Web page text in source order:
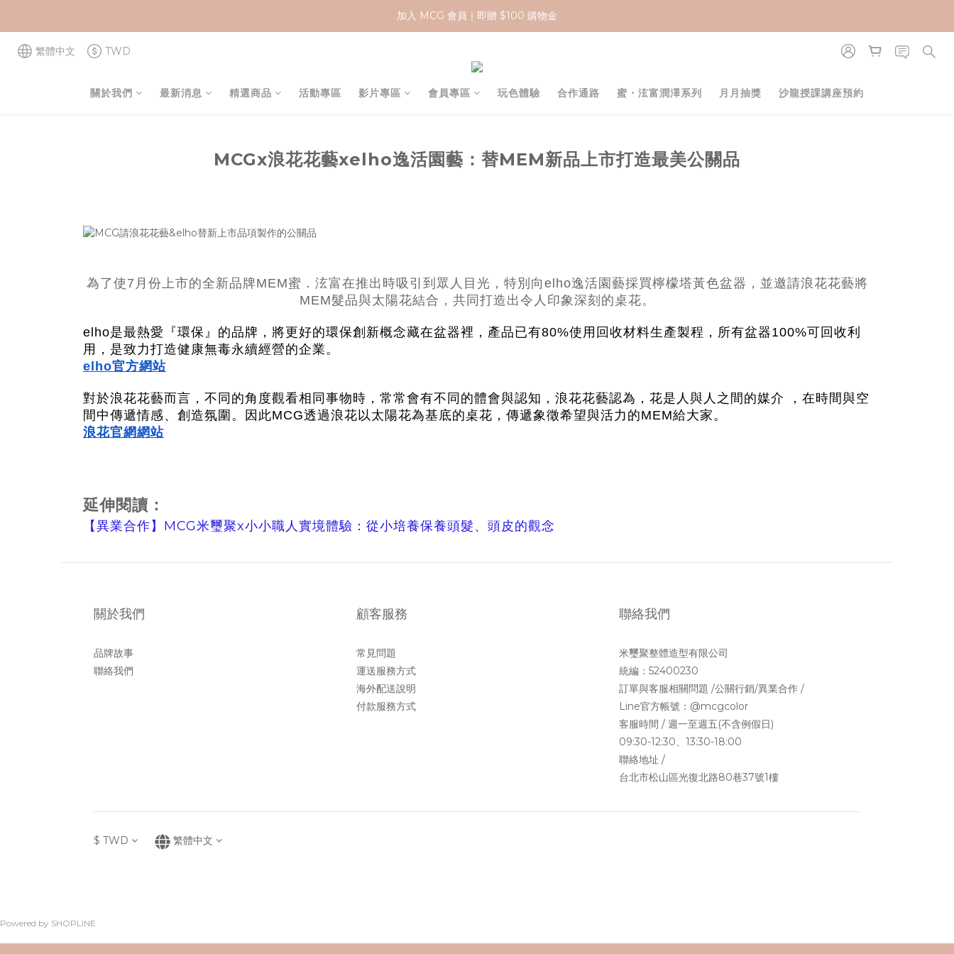
加入 MCG 會員｜即贈 $100 購物金
加入 MCG 會員｜即贈 $100 購物金
繁體中文 TWD
關於我們 最新消息 精選商品 活動專區 影片專區 會員專區 玩色體驗 合作通路 蜜・泫富潤澤系列 月月抽獎 沙龍授課講座預約
MCGx浪花花藝xelho逸活園藝：替MEM新品上市打造最美公關品
為了使7月份上市的全新品牌MEM蜜．泫富在推出時吸引到眾人目光，特別向elho逸活園藝採買檸檬塔黃色盆器，並邀請浪花花藝將
MEM髮品與太陽花結合，共同打造出令人印象深刻的桌花。
elho是最熱愛『環保』的品牌，將更好的環保創新概念藏在盆器裡，產品已有80%使用回收材料生產製程，所有盆器100%可回收利
用，是致力打造健康無毒永續經營的企業。
elho官方網站
對於浪花花藝而言，不同的角度觀看相同事物時，常常會有不同的體會與認知，浪花花藝認為，花是人與人之間的媒介 ，在時間與空
間中傳遞情感、創造氛圍。因此MCG透過浪花以太陽花為基底的桌花，傳遞象徵希望與活力的MEM給大家。
浪花官網網站
延伸閱讀：
【異業合作】MCG米璽聚x小小職人實境體驗：從小培養保養頭髮、頭皮的觀念
關於我們
品牌故事
聯絡我們
顧客服務
常見問題
運送服務方式
海外配送說明
付款服務方式
聯絡我們
米璽聚整體造型有限公司
統編：52400230
訂單與客服相關問題 /公關行銷/異業合作 /
Line官方帳號： @mcgcolor
客服時間 / 週一至週五(不含例假日)
09:30-12:30、13:30-18:00
聯絡地址 /
台北市松山區光復北路80巷37號1樓
$ TWD 繁體中文
Powered by SHOPLINE